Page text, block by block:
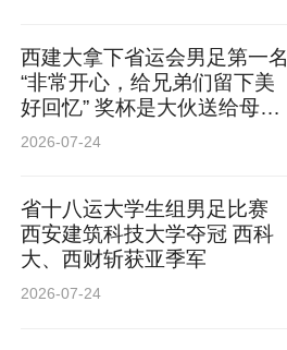
西建大拿下省运会男足第一名
“非常开心，给兄弟们留下美
好回忆” 奖杯是大伙送给母校
校庆的礼物
2026-07-24
省十八运大学生组男足比赛
西安建筑科技大学夺冠 西科
大、西财斩获亚季军
2026-07-24